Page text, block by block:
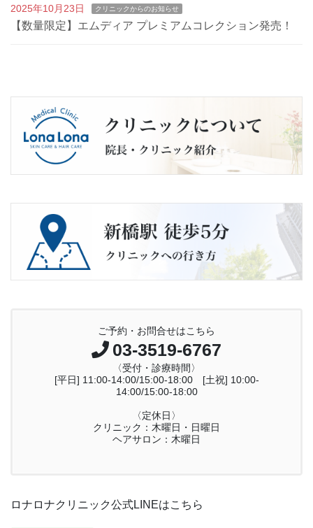
2025年10月23日 クリニックからのお知らせ
【数量限定】エムディア プレミアムコレクション発売！
ご予約・お問合せはこちら
03-3519-6767
〈受付・診療時間〉
[平日] 11:00-14:00/15:00-18:00 [土祝] 10:00-
14:00/15:00-18:00
〈定休日〉
クリニック：木曜日・日曜日
ヘアサロン：木曜日
ロナロナクリニック公式LINEはこちら